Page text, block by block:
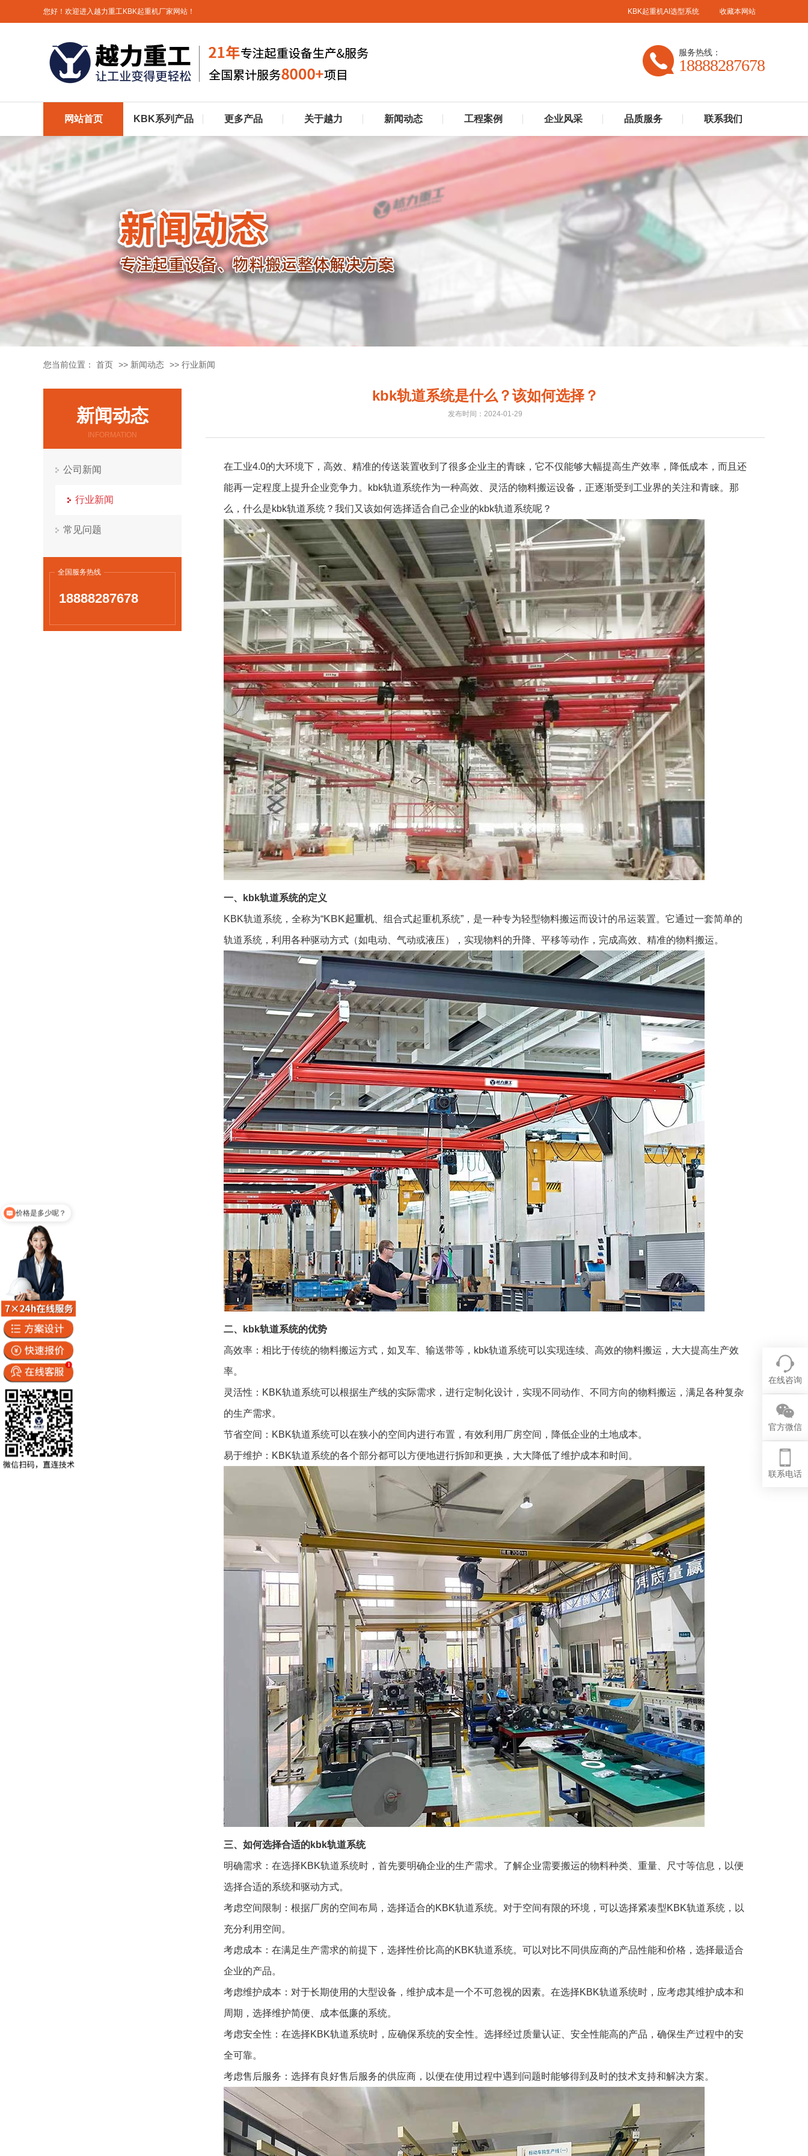
您好！欢迎进入越力重工KBK起重机厂家网站！ KBK起重机AI选型系统 收藏本网站
服务热线：
18888287678
网站首页 KBK系列产品 更多产品 关于越力 新闻动态 工程案例 企业风采 品质服务 联系我们
您当前位置： 首页 >> 新闻动态 >> 行业新闻
新闻动态
INFORMATION
公司新闻
行业新闻
常见问题
全国服务热线
18888287678
kbk轨道系统是什么？该如何选择？
发布时间：2024-01-29
在工业4.0的大环境下，高效、精准的传送装置收到了很多企业主的青睐，它不仅能够大幅提高生产效率，降低成本，而且还
能再一定程度上提升企业竞争力。kbk轨道系统作为一种高效、灵活的物料搬运设备，正逐渐受到工业界的关注和青睐。那
么，什么是kbk轨道系统？我们又该如何选择适合自己企业的kbk轨道系统呢？
一、kbk轨道系统的定义
KBK轨道系统，全称为“KBK起重机、组合式起重机系统”，是一种专为轻型物料搬运而设计的吊运装置。它通过一套简单的
轨道系统，利用各种驱动方式（如电动、气动或液压），实现物料的升降、平移等动作，完成高效、精准的物料搬运。
二、kbk轨道系统的优势
高效率：相比于传统的物料搬运方式，如叉车、输送带等，kbk轨道系统可以实现连续、高效的物料搬运，大大提高生产效
率。
灵活性：KBK轨道系统可以根据生产线的实际需求，进行定制化设计，实现不同动作、不同方向的物料搬运，满足各种复杂
的生产需求。
节省空间：KBK轨道系统可以在狭小的空间内进行布置，有效利用厂房空间，降低企业的土地成本。
易于维护：KBK轨道系统的各个部分都可以方便地进行拆卸和更换，大大降低了维护成本和时间。
三、如何选择合适的kbk轨道系统
明确需求：在选择KBK轨道系统时，首先要明确企业的生产需求。了解企业需要搬运的物料种类、重量、尺寸等信息，以便
选择合适的系统和驱动方式。
考虑空间限制：根据厂房的空间布局，选择适合的KBK轨道系统。对于空间有限的环境，可以选择紧凑型KBK轨道系统，以
充分利用空间。
考虑成本：在满足生产需求的前提下，选择性价比高的KBK轨道系统。可以对比不同供应商的产品性能和价格，选择最适合
企业的产品。
考虑维护成本：对于长期使用的大型设备，维护成本是一个不可忽视的因素。在选择KBK轨道系统时，应考虑其维护成本和
周期，选择维护简便、成本低廉的系统。
考虑安全性：在选择KBK轨道系统时，应确保系统的安全性。选择经过质量认证、安全性能高的产品，确保生产过程中的安
全可靠。
考虑售后服务：选择有良好售后服务的供应商，以便在使用过程中遇到问题时能够得到及时的技术支持和解决方案。
在线咨询
官方微信
联系电话
你们公司地址在哪